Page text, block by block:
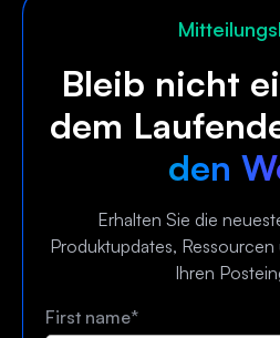
Bleib nicht
dem
den
Erhalten Sie die
Produktupdates,
Ihren
First name*